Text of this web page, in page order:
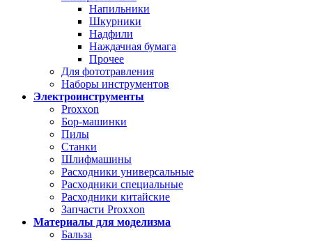
Напильники
Шкурники
Надфили
Наждачная бумага
Прочее
Для фототравления
Наборы инструментов
Электроинструменты
Proxxon
Бор-машинки
Пилы
Станки
Шлифмашины
Расходники универсальные
Расходники специальные
Расходники китайские
Запчасти Proxxon
Материалы для моделизма
Бальза